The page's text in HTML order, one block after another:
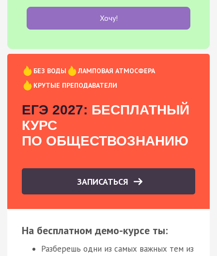
Хочу!
БЕЗ ВОДЫ
ЛАМПОВАЯ АТМОСФЕРА
КРУТЫЕ ПРЕПОДАВАТЕЛИ
ЕГЭ 2027: БЕСПЛАТНЫЙ
КУРС
ПО ОБЩЕСТВОЗНАНИЮ
ЗАПИСАТЬСЯ
На бесплатном демо-курсе ты:
Разберешь одни из самых важных тем из